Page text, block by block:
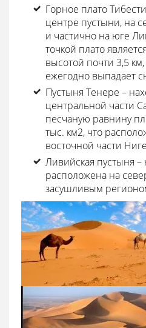
Горное плато
центре пустыни, на
и частично на юге
точкой плато
высотой почти 3,5
ежегодно выпадает
Пустыня Тенере –
центральной части
песчаную равнину
тыс. км2, что
восточной части
Ливийская пустыня
расположена на
засушливым